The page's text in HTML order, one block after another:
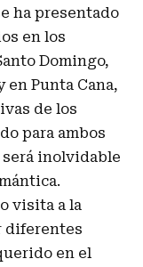
ha presentado
en los
Domingo,
Punta Cana,
de los
para ambos
inolvidable
visita a la
diferentes
en el